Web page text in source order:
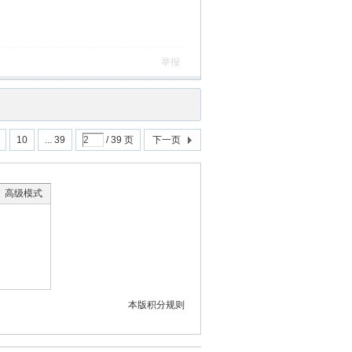
举报
10 ... 39 / 39 页 下一页
高级模式
本版积分规则